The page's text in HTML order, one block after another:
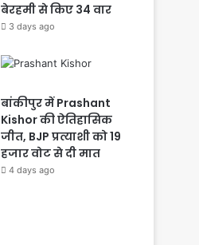
बेरहमी से किए 34 वार
3 days ago
बांकीपुर में Prashant
Kishor की ऐतिहासिक
जीत, BJP प्रत्याशी को 19
हजार वोट से दी मात
4 days ago